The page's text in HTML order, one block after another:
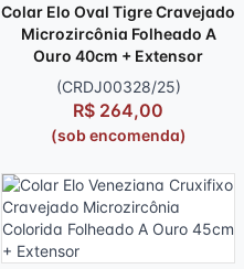
Colar Elo Oval Tigre Cravejado
Microzircônia Folheado A
Ouro 40cm + Extensor
(CRDJ00328/25)
R$ 264,00
(sob encomenda)